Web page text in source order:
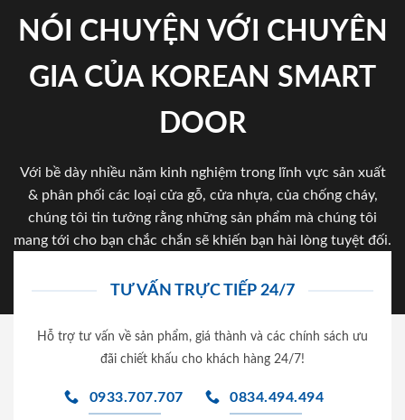
NÓI CHUYỆN VỚI CHUYÊN
GIA CỦA KOREAN SMART
DOOR
Với bề dày nhiều năm kinh nghiệm trong lĩnh vực sản xuất
& phân phối các loại cửa gỗ, cửa nhựa, của chống cháy,
chúng tôi tin tưởng rằng những sản phẩm mà chúng tôi
mang tới cho bạn chắc chắn sẽ khiến bạn hài lòng tuyệt đối.
TƯ VẤN TRỰC TIẾP 24/7
Hỗ trợ tư vấn về sản phẩm, giá thành và các chính sách ưu
đãi chiết khấu cho khách hàng 24/7!
0933.707.707 0834.494.494